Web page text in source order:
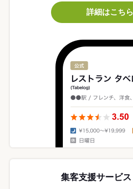
詳細はこちら
集客支援サービス